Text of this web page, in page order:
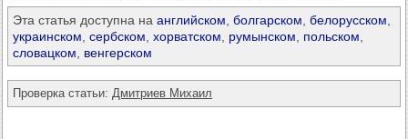
Эта статья доступна на английском болгарском белорусском
украинском сербском хорватском румынском польском
словацком
венгерском
Проверка статьи: Дмитриев Михаил